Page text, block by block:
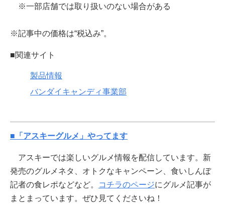
※一部店舗では取り扱いのない場合がある
※記事中の価格は“税込み”。
■関連サイト
製品情報
バンダイキャンディ事業部
■「アスキーグルメ」やってます
アスキーでは楽しいグルメ情報を配信しています。新
発売のグルメネタ、オトクなキャンペーン、食いしんぼ
記者の食レポなどなど。
コチラのページにグルメ記事が
まとまっています。ぜひ見てくださいね！